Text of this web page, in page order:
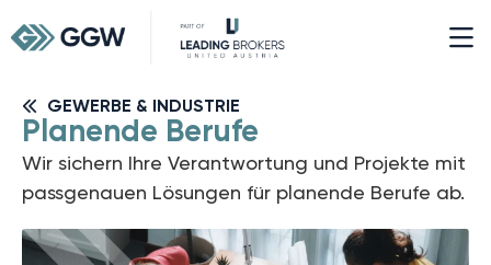
GEWERBE & INDUSTRIE
Planende Berufe
Wir sichern Ihre Verantwortung und Projekte mit
passgenauen Lösungen für planende Berufe ab.